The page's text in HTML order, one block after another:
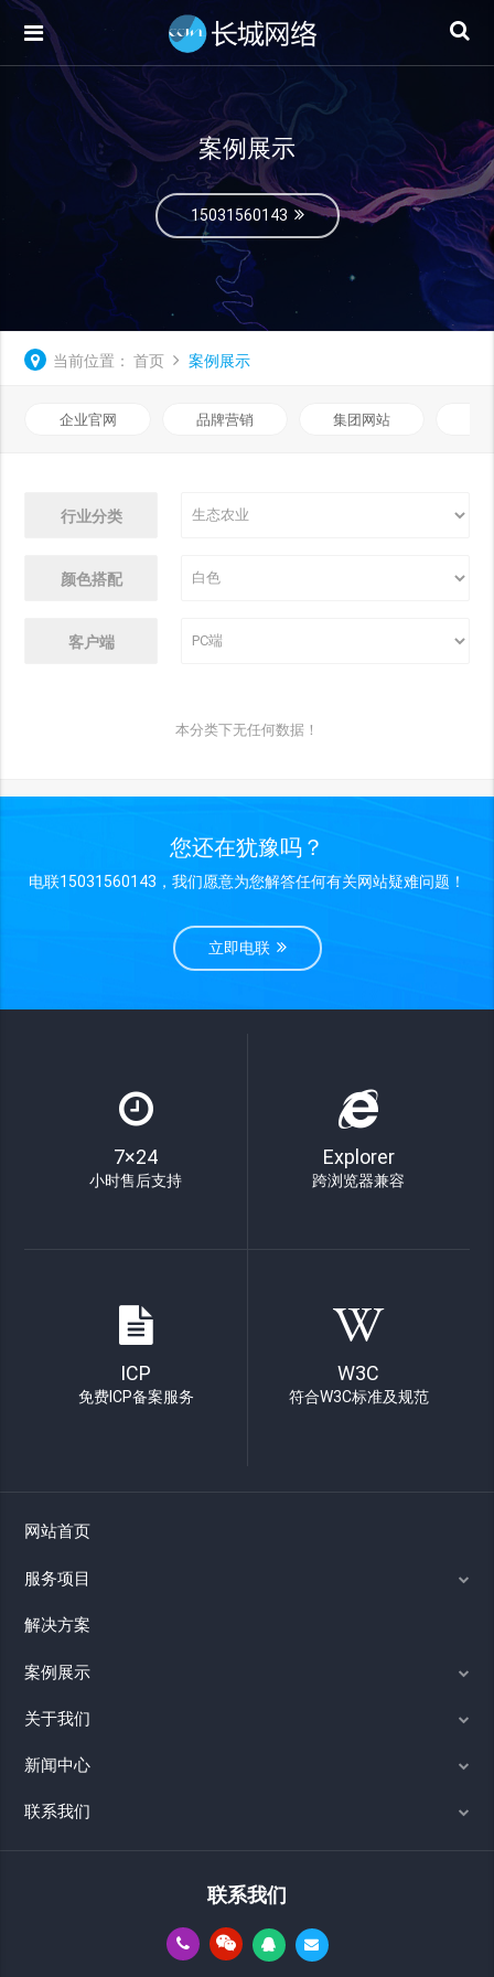
案例展示
15031560143
当前位置： 首页 案例展示
企业官网 品牌营销 集团网站
行业分类
颜色搭配
客户端
本分类下无任何数据！
您还在犹豫吗？
电联15031560143，我们愿意为您解答任何有关网站疑难问题！
立即电联
7×24
小时售后支持
Explorer
跨浏览器兼容
ICP
免费ICP备案服务
W3C
符合W3C标准及规范
网站首页
服务项目
解决方案
案例展示
关于我们
新闻中心
联系我们
联系我们